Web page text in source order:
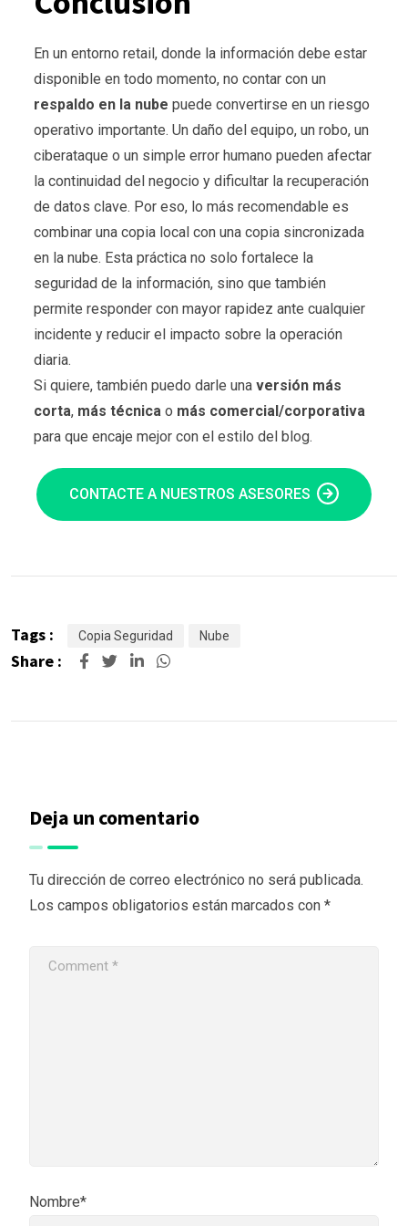
En un entorno retail, donde la información debe estar
disponible en todo momento, no contar con un
respaldo en la nube puede convertirse en un riesgo
operativo importante. Un daño del equipo, un robo, un
ciberataque o un simple error humano pueden afectar
la continuidad del negocio y dificultar la recuperación
de datos clave. Por eso, lo más recomendable es
combinar una copia local con una copia sincronizada
en la nube. Esta práctica no solo fortalece la
seguridad de la información, sino que también
permite responder con mayor rapidez ante cualquier
incidente y reducir el impacto sobre la operación
diaria.
Si quiere, también puedo darle una versión más
corta, más técnica o más comercial/corporativa
para que encaje mejor con el estilo del blog.
CONTACTE A NUESTROS ASESORES
Tags : Copia Seguridad Nube
Share :
Deja un comentario
Tu dirección de correo electrónico no será publicada.
Los campos obligatorios están marcados con *
Nombre*